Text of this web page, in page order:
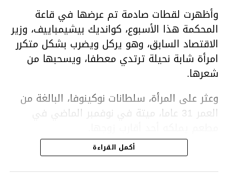
وأظهرت لقطات صادمة تم عرضها في قاعة
المحكمة هذا الأسبوع، كوانديك بيشيمباييف، وزير
الاقتصاد السابق، وهو يركل ويضرب بشكل متكرر
امرأة شابة نحيلة ترتدي معطفا، ويسحبها من
شعرها.
وعثر على المرأة، سلطانات نوكينوفا، البالغة من
العمر 31 عاما، ميتة في نوفمبر الماضي في
ووفقا لتقرير الطبيب الشرعي، توفيت نوكينوفا
متأثرة بصدمة في الدماغ، وكانت إحدى عظام
أكمل القراءة